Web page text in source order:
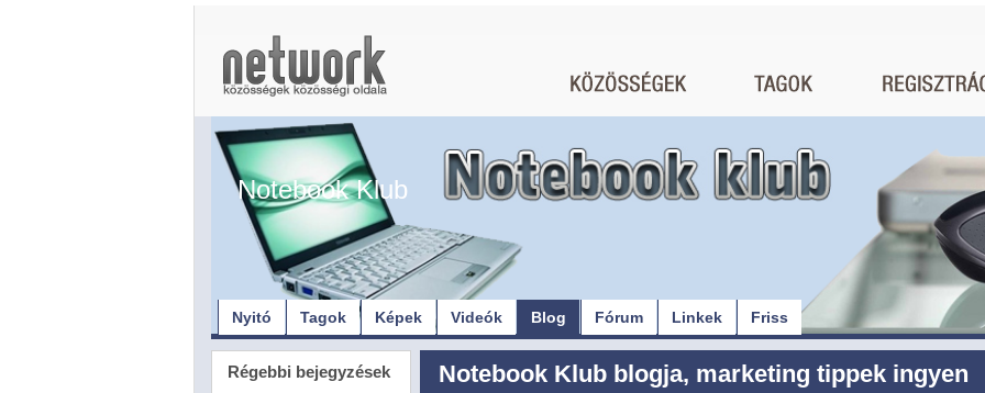
Notebook Klub
Nyitó Tagok Képek Videók Blog Fórum Linkek Friss
Régebbi bejegyzések Notebook Klub blogja, marketing tippek ingyen